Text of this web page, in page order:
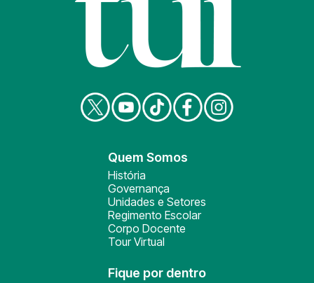
Quem Somos
História
Governança
Unidades e Setores
Regimento Escolar
Corpo Docente
Tour Virtual
Fique por dentro